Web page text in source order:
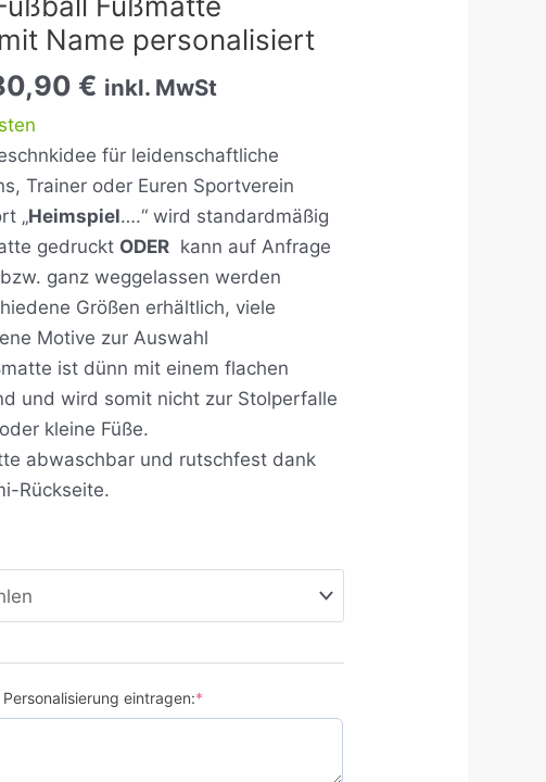
Name personalisiert
€ inkl. MwSt
für leidenschaftliche
Trainer oder Euren Sportverein
„Heimspiel….“ wird standardmäßig
gedruckt ODERkann auf Anfrage
ganz weggelassen werden
Größen erhältlich, viele
Motive zur Auswahl
ist dünn mit einem flachen
und wird somit nicht zur Stolperfalle
kleine Füße.
abwaschbar und rutschfest dank
Rückseite.
eintragen:*